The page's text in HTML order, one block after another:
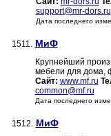
support@mr-dors.ru
Дата последнего
1511. МиФ
Крупнейший
мебели для дома,
Сайт: www.mf.ru
common@mf.ru
Дата последнего
1512. МиФ